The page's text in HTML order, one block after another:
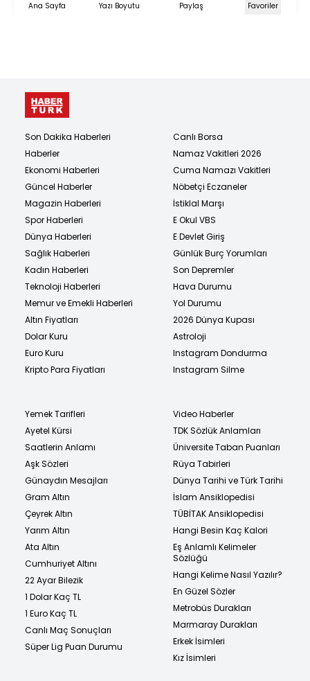
Ana Sayfa Yazı Boyutu Paylaş Favoriler
Son Dakika Haberleri
Haberler
Ekonomi Haberleri
Güncel Haberler
Magazin Haberleri
Spor Haberleri
Dünya Haberleri
Sağlık Haberleri
Kadın Haberleri
Teknoloji Haberleri
Memur ve Emekli Haberleri
Altın Fiyatları
Dolar Kuru
Euro Kuru
Kripto Para Fiyatları
Canlı Borsa
Namaz Vakitleri 2026
Cuma Namazı Vakitleri
Nöbetçi Eczaneler
İstiklal Marşı
E Okul VBS
E Devlet Giriş
Günlük Burç Yorumları
Son Depremler
Hava Durumu
Yol Durumu
2026 Dünya Kupası
Astroloji
Instagram Dondurma
Instagram Silme
Yemek Tarifleri
Ayetel Kürsi
Saatlerin Anlamı
Aşk Sözleri
Günaydın Mesajları
Gram Altın
Çeyrek Altın
Yarım Altın
Ata Altın
Cumhuriyet Altını
22 Ayar Bilezik
1 Dolar Kaç TL
1 Euro Kaç TL
Canlı Maç Sonuçları
Süper Lig Puan Durumu
Video Haberler
TDK Sözlük Anlamları
Üniversite Taban Puanları
Rüya Tabirleri
Dünya Tarihi ve Türk Tarihi
İslam Ansiklopedisi
TÜBİTAK Ansiklopedisi
Hangi Besin Kaç Kalori
Eş Anlamlı Kelimeler
Sözlüğü
Hangi Kelime Nasıl Yazılır?
En Güzel Sözler
Metrobüs Durakları
Marmaray Durakları
Erkek İsimleri
Kız İsimleri